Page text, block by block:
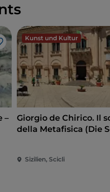
–
Kunst und Kultur
Giorgio de Chirico. Il
della Metafisica (Die
Sizilien, Scicli